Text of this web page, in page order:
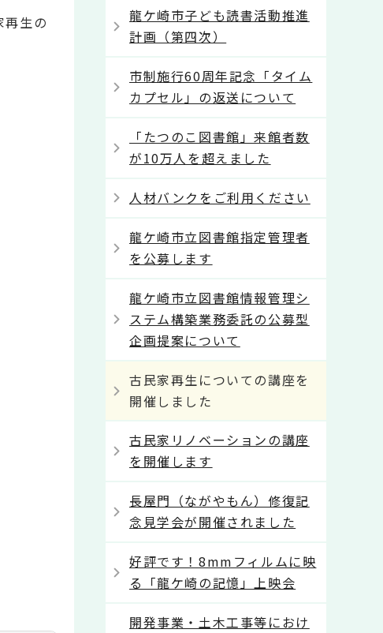
再生の
龍ケ崎市子ども読書活動推進
計画（第四次）
市制施行60周年記念「タイム
カプセル」の返送について
「たつのこ図書館」来館者数
が10万人を超えました
人材バンクをご利用ください
龍ケ崎市立図書館指定管理者
を公募します
龍ケ崎市立図書館情報管理シ
ステム構築業務委託の公募型
企画提案について
古民家再生についての講座を
開催しました
古民家リノベーションの講座
を開催します
長屋門（ながやもん）修復記
念見学会が開催されました
好評です！8mmフィルムに映
る「龍ケ崎の記憶」上映会
開発事業・土木工事等におけ